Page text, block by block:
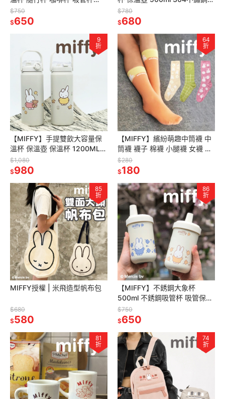
380ml 不鏽鋼吸管杯
$750
$650
溫杯 水杯 咖啡杯 隨行杯
$780
$680
9
折
【MIFFY】手提雙飲大容量保
溫杯 保溫壺 保溫杯 1200ML
大容量保溫杯 手提保溫壺
$1,080
$980
64
折
【MIFFY】繽紛萌趣中筒襪 中
筒襪 襪子 棉襪 小腿襪 女襪 襪
米飛襪子
$280
$180
85
折
MIFFY授權 | 米飛造型帆布包
$680
$580
86
折
【MIFFY】不銹鋼大象杯
500ml 不銹鋼吸管杯 吸管保溫
杯 保溫杯 咖啡杯 隨行杯
$750
$650
81
折
74
折